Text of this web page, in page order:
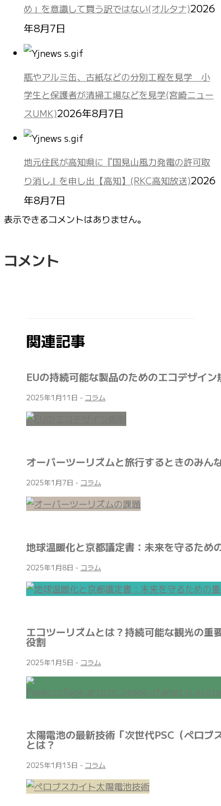
め」を意識して買う訳ではない(オルタナ)2026
年8月7日
瓶やアルミ缶、古紙などの分別工程を見学 小
学生と保護者が清掃工場などを見学(宮崎ニュー
スUMK)2026年8月7日
地元住民が高知県に『国見山風力発電の許可取
り消し』を申し出【高知】(RKC高知放送)2026
年8月7日
表示できるコメントはありません。
コメント
関連記事
EUの持続可能な製品のためのエコデザイン
2025年1月11日 - コラム
オーバーツーリズムと旅行するときのみん
2025年1月7日 - コラム
地球温暖化と京都議定書：未来を守るため
2025年1月8日 - コラム
エコツーリズムとは？持続可能な観光の重
役割
2025年1月5日 - コラム
太陽電池の最新技術「次世代PSC（ペロブ
とは？
2025年1月13日 - コラム